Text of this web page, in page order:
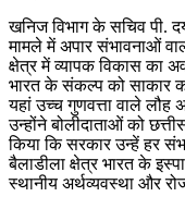
खनिज विभाग के सचिव पी.
मामले में अपार संभावनाओं
क्षेत्र में व्यापक विकास का
भारत के संकल्प को साकार
यहां उच्च गुणवत्ता वाले
उन्होंने बोलीदाताओं को
किया कि सरकार उन्हें हर
बैलाडीला क्षेत्र भारत के
स्थानीय अर्थव्यवस्था और